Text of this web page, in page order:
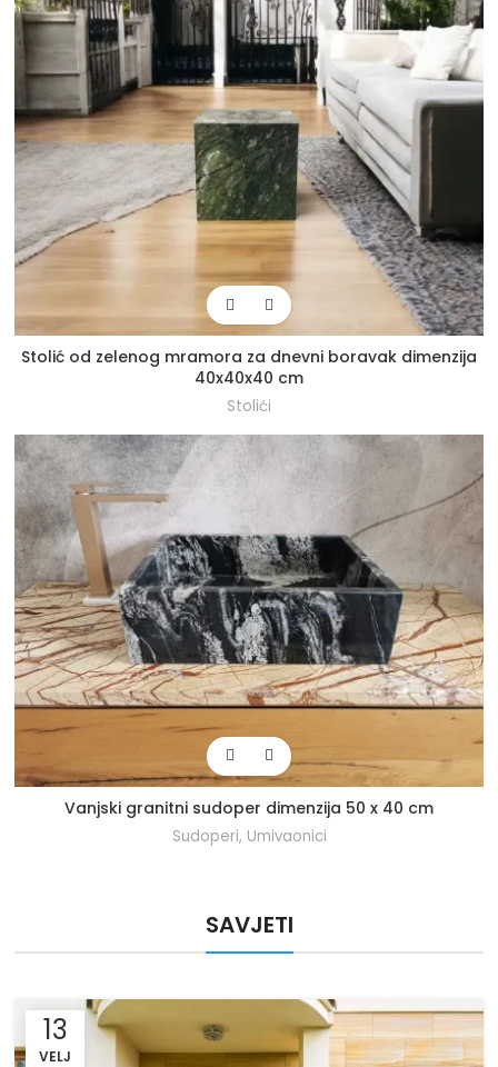
Stolić od zelenog mramora za dnevni boravak dimenzija
40x40x40 cm
Stolići
Vanjski granitni sudoper dimenzija 50 x 40 cm
Sudoperi, Umivaonici
SAVJETI
13
VELJ